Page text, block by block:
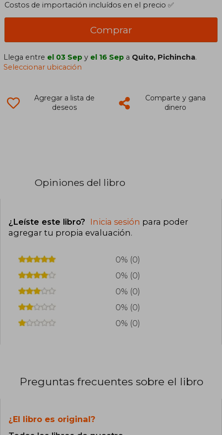
Costos de importación incluídos en el precio ✅
Comprar
Llega entre el 03 Sep y el 16 Sep a Quito, Pichincha.
Seleccionar ubicación
Agregar a lista de
deseos
Comparte y gana
dinero
Opiniones del libro
¿Leíste este libro? Inicia sesión para poder
agregar tu propia evaluación.
0% (0)
0% (0)
0% (0)
0% (0)
0% (0)
Preguntas frecuentes sobre el libro
¿El libro es original?